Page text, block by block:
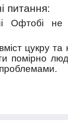
питання:
Офтобі не
цукру та
помірно